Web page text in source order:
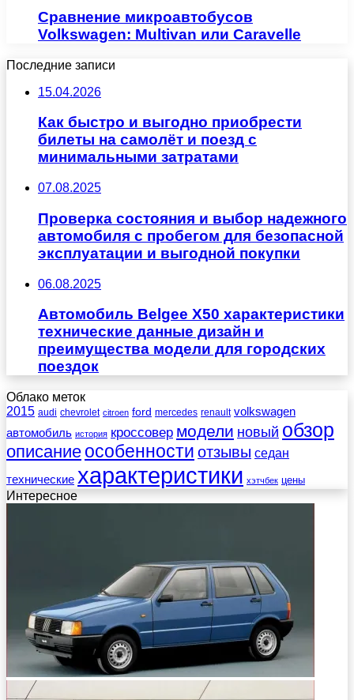
Сравнение микроавтобусов
Volkswagen: Multivan или Caravelle
Последние записи
15.04.2026
Как быстро и выгодно приобрести
билеты на самолёт и поезд с
минимальными затратами
07.08.2025
Проверка состояния и выбор надежного
автомобиля с пробегом для безопасной
эксплуатации и выгодной покупки
06.08.2025
Автомобиль Belgee X50 характеристики
технические данные дизайн и
преимущества модели для городских
поездок
Облако меток
2015 audi chevrolet citroen ford mercedes renault volkswagen
автомобиль история кроссовер модели новый обзор
описание особенности отзывы седан
технические характеристики хэтчбек цены
Интересное